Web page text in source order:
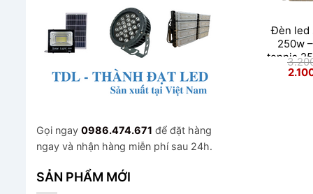
Gọi ngay 0986.474.671 để đặt hàng
ngay và nhận hàng miễn phí sau 24h.
SẢN PHẨM MỚI
Đèn led
250w
tennis
Giá
gốc